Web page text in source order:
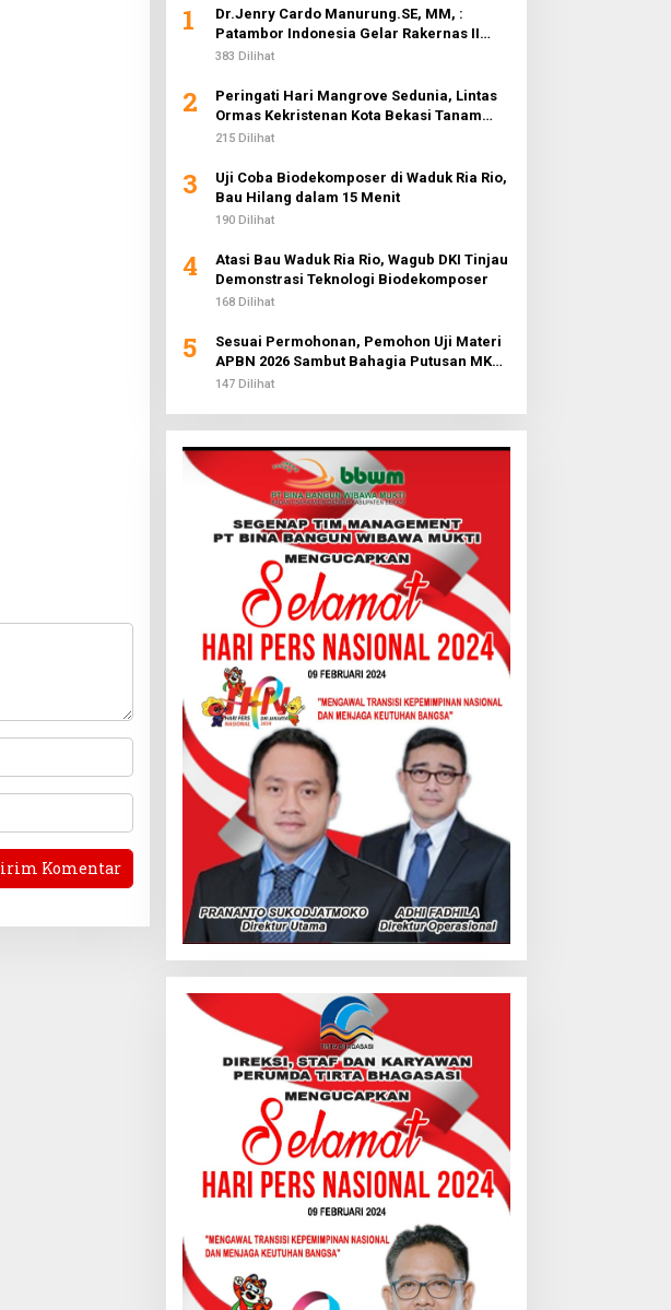
1
Dr.Jenry Cardo Manurung.SE, MM, :
Patambor Indonesia Gelar Rakernas II
Evaluasi Program Kerja
383 Dilihat
2
Peringati Hari Mangrove Sedunia, Lintas
Ormas Kekristenan Kota Bekasi Tanam
3.000 Pohon di Pantai Sederhana
215 Dilihat
3
Uji Coba Biodekomposer di Waduk Ria Rio,
Bau Hilang dalam 15 Menit
190 Dilihat
4
Atasi Bau Waduk Ria Rio, Wagub DKI Tinjau
Demonstrasi Teknologi Biodekomposer
168 Dilihat
5
Sesuai Permohonan, Pemohon Uji Materi
APBN 2026 Sambut Bahagia Putusan MK
Soal Anggaran MBG
147 Dilihat